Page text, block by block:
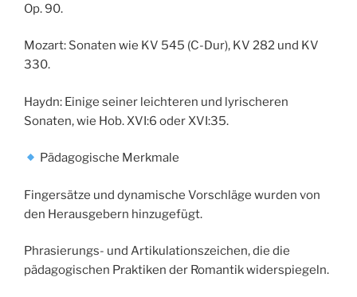
Op. 90.
Mozart: Sonaten wie KV 545 (C-Dur), KV 282 und KV
330.
Haydn: Einige seiner leichteren und lyrischeren
Sonaten, wie Hob. XVI:6 oder XVI:35.
Pädagogische Merkmale
Fingersätze und dynamische Vorschläge wurden von
den Herausgebern hinzugefügt.
Phrasierungs- und Artikulationszeichen, die die
pädagogischen Praktiken der Romantik widerspiegeln.